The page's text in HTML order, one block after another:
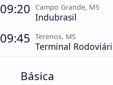
09:20 Campo Grande, MS
Indubrasil
09:45 Terenos, MS
Terminal
Básica